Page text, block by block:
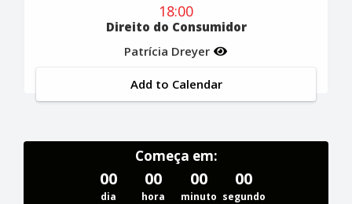
18:00
Direito do Consumidor
Patrícia Dreyer
Add to Calendar
Começa em:
00
dia
00
hora
00
minuto
00
segundo